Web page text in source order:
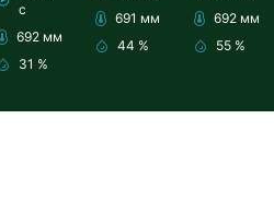
с
692 мм
31 %
691 мм
44 %
692 мм
55 %